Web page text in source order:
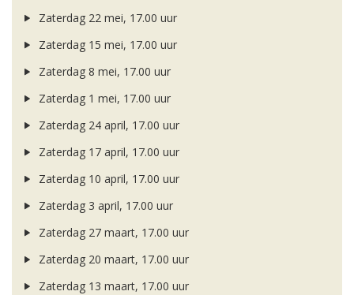
Zaterdag 22 mei, 17.00 uur
Zaterdag 15 mei, 17.00 uur
Zaterdag 8 mei, 17.00 uur
Zaterdag 1 mei, 17.00 uur
Zaterdag 24 april, 17.00 uur
Zaterdag 17 april, 17.00 uur
Zaterdag 10 april, 17.00 uur
Zaterdag 3 april, 17.00 uur
Zaterdag 27 maart, 17.00 uur
Zaterdag 20 maart, 17.00 uur
Zaterdag 13 maart, 17.00 uur